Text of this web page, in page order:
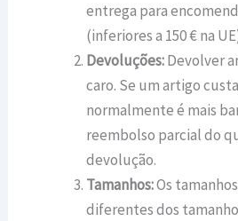
entrega para
(inferiores a 150 € na
Devoluções:Devolver
caro. Se um artigo
normalmente é mais
reembolso parcial do
devolução.
Tamanhos:Os
diferentes dos